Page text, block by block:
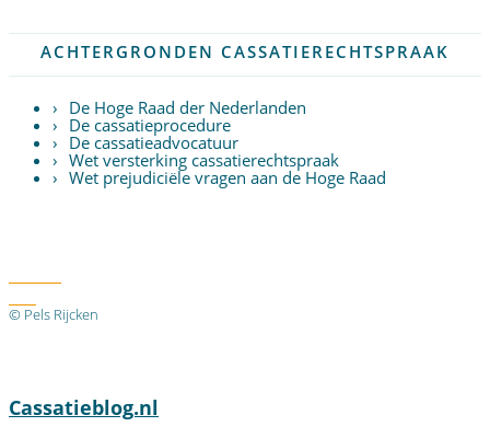
ACHTERGRONDEN CASSATIERECHTSPRAAK
De Hoge Raad der Nederlanden
De cassatieprocedure
De cassatieadvocatuur
Wet versterking cassatierechtspraak
Wet prejudiciële vragen aan de Hoge Raad
© Pels Rijcken
Cassatieblog.nl